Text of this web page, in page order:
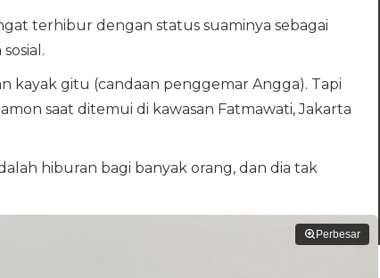
terhibur dengan status suaminya sebagai
kayak gitu (candaan penggemar Angga). Tapi
saat ditemui di kawasan Fatmawati, Jakarta
hiburan bagi banyak orang, dan dia tak
Perbesar